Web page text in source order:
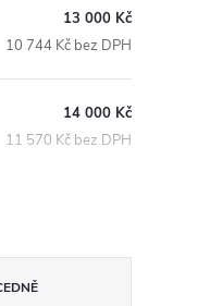
13 000 Kč
10 744 Kč bez DPH
14 000 Kč
11 570 Kč bez DPH